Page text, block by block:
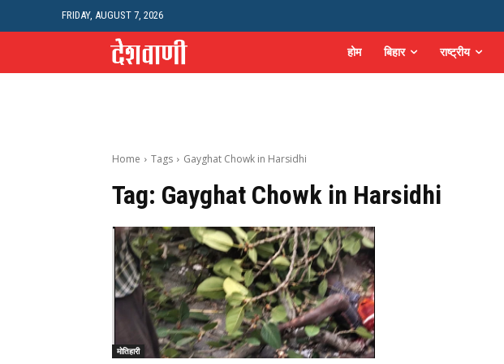
FRIDAY, AUGUST 7, 2026
होम बिहार राष्ट्रीय
Home Tags Gayghat Chowk in Harsidhi
Tag: Gayghat Chowk in Harsidhi
मोतिहारी